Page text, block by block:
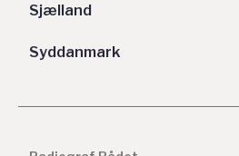
Sjælland
Syddanmark